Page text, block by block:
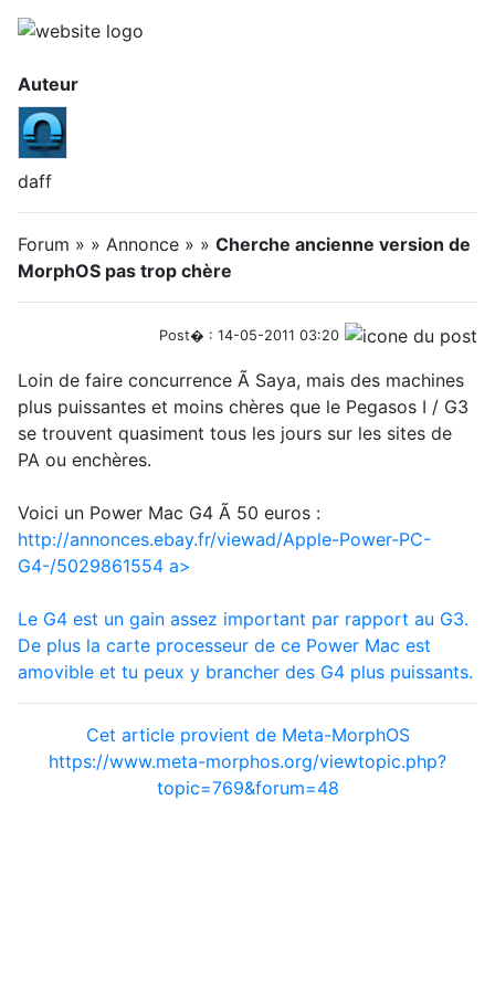
Auteur
daff
Forum » » Annonce » » Cherche ancienne version de
MorphOS pas trop chère
Post� : 14-05-2011 03:20
Loin de faire concurrence Ã Saya, mais des machines
plus puissantes et moins chères que le Pegasos I / G3
se trouvent quasiment tous les jours sur les sites de
PA ou enchères.
Voici un Power Mac G4 Ã 50 euros :
http://annonces.ebay.fr/viewad/Apple-Power-PC-
G4-/5029861554 a>
Le G4 est un gain assez important par rapport au G3.
De plus la carte processeur de ce Power Mac est
amovible et tu peux y brancher des G4 plus puissants.
Cet article provient de Meta-MorphOS
https://www.meta-morphos.org/viewtopic.php?
topic=769&forum=48